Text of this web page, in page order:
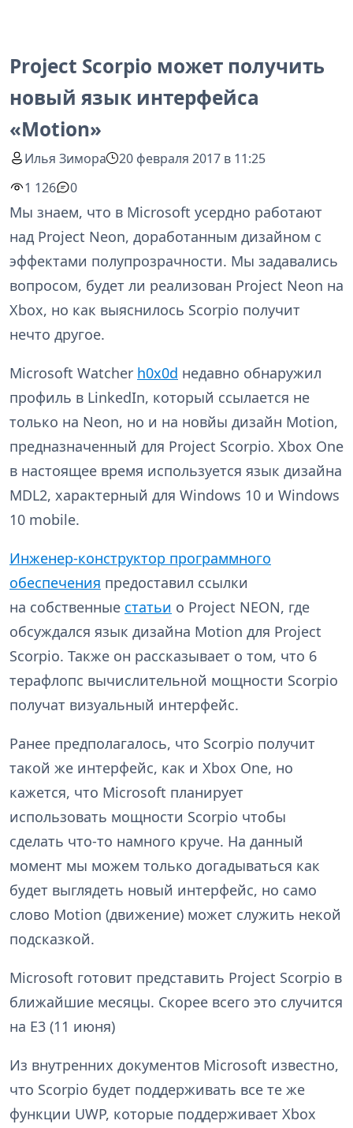
Project Scorpio может получить
новый язык интерфейса
«Motion»
Илья Зимора
20 февраля 2017 в 11:25
1 126
0
Мы знаем, что в Microsoft усердно работают
над Project Neon, доработанным дизайном с
эффектами полупрозрачности. Мы задавались
вопросом, будет ли реализован Project Neon на
Xbox, но как выяснилось Scorpio получит
нечто другое.
Microsoft Watcher h0x0d недавно обнаружил
профиль в LinkedIn, который ссылается не
только на Neon, но и на новйы дизайн Motion,
предназначенный для Project Scorpio. Xbox One
в настоящее время используется язык дизайна
MDL2, характерный для Windows 10 и Windows
10 mobile.
Инженер-конструктор программного
обеспечения предоставил ссылки
на собственные статьи о Project NEON, где
обсуждался язык дизайна Motion для Project
Scorpio. Также он рассказывает о том, что 6
терафлопс вычислительной мощности Scorpio
получат визуальный интерфейс.
Ранее предполагалось, что Scorpio получит
такой же интерфейс, как и Xbox One, но
кажется, что Microsoft планирует
использовать мощности Scorpio чтобы
сделать что-то намного круче. На данный
момент мы можем только догадываться как
будет выглядеть новый интерфейс, но само
слово Motion (движение) может служить некой
подсказкой.
Microsoft готовит представить Project Scorpio в
ближайшие месяцы. Скорее всего это случится
на E3 (11 июня)
Из внутренних документов Microsoft известно,
что Scorpio будет поддерживать все те же
функции UWP, которые поддерживает Xbox